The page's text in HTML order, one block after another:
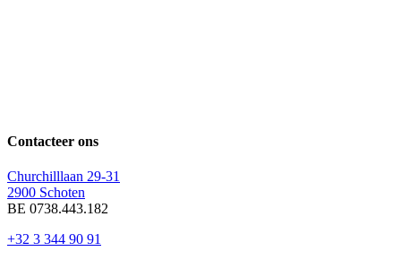
Contacteer ons
Churchilllaan 29-31
2900 Schoten
BE 0738.443.182
+32 3 344 90 91